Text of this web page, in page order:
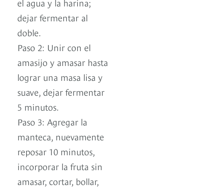
dejar fermentar al
doble.
Paso 2: Unir con el
amasijo y amasar hasta
lograr una masa lisa y
suave, dejar fermentar
5 minutos.
Paso 3: Agregar la
manteca, nuevamente
reposar 10 minutos,
incorporar la fruta sin
amasar, cortar, bollar,